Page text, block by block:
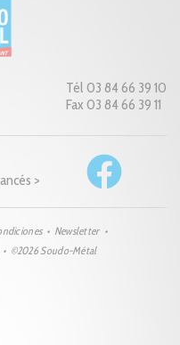
Tél 03 84 66 39 10
Fax 03 84 66 39 11
>
Newsletter
©2026 Soudo-Métal